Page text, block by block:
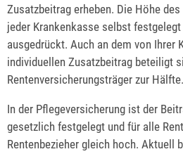
Zusatzbeitrag erheben. Die Höhe
jeder Krankenkasse selbst
ausgedrückt. Auch an dem von Ihrer
individuellen Zusatzbeitrag beteiligt
Rentenversicherungsträger zur Hälfte.
In der Pflegeversicherung ist der
gesetzlich festgelegt und für alle
Rentenbezieher gleich hoch. Aktuell